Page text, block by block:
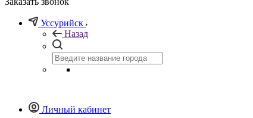
Уссурийск
Назад
Личный кабинет